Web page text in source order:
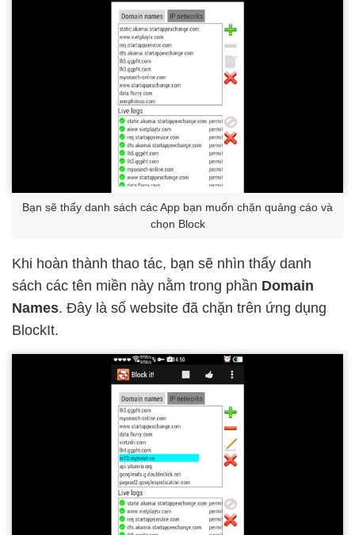
Bạn sẽ thấy danh sách các App bạn muốn chặn quảng cáo và
chọn Block
Khi hoàn thành thao tác, bạn sẽ nhìn thấy danh
sách các tên miền này nằm trong phần Domain
Names. Đây là số website đã chặn trên ứng dụng
BlockIt.